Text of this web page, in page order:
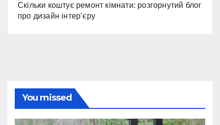
Скільки коштує ремонт кімнати: розгорнутий блог
про дизайн інтер’єру
You missed